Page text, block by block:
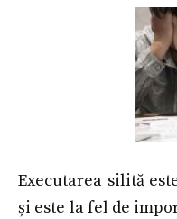
Executarea silită
și este la fel de